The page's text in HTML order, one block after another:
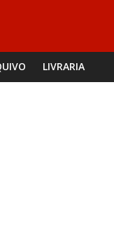
LIVRARIA